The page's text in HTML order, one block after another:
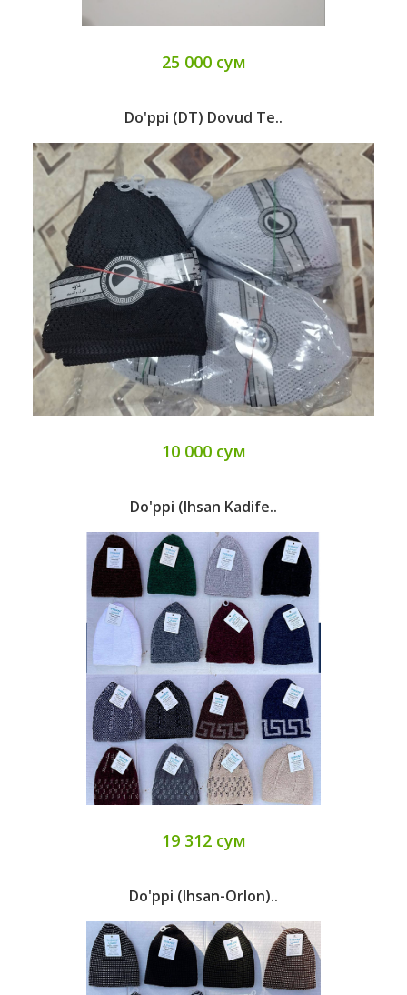
25 000 сум
Do'ppi (DT) Dovud Te..
10 000 сум
Do'ppi (Ihsan Kadife..
19 312 сум
Do'ppi (Ihsan-Orlon)..